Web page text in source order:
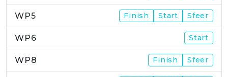
WP5 Finish Start Sfeer
WP6 Start
WP8 Finish Sfeer